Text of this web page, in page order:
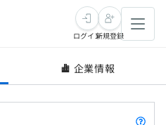
ログイン新規登録
企業情報